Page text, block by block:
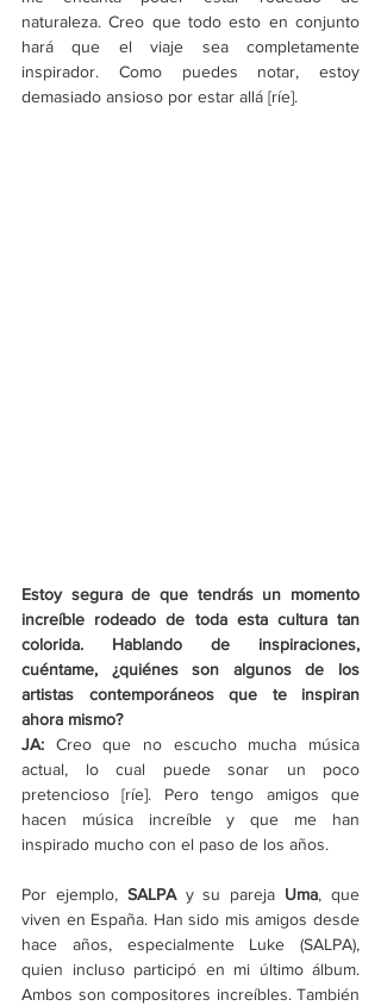
naturaleza. Creo que todo esto en conjunto
hará que el viaje sea completamente
inspirador. Como puedes notar, estoy
demasiado ansioso por estar allá [ríe].
Estoy segura de que tendrás un momento
increíble rodeado de toda esta cultura tan
colorida. Hablando de inspiraciones,
cuéntame, ¿quiénes son algunos de los
artistas contemporáneos que te inspiran
ahora mismo?
JA: Creo que no escucho mucha música
actual, lo cual puede sonar un poco
pretencioso [ríe]. Pero tengo amigos que
hacen música increíble y que me han
inspirado mucho con el paso de los años.
Por ejemplo, SALPA y su pareja Uma, que
viven en España. Han sido mis amigos desde
hace años, especialmente Luke (SALPA),
quien incluso participó en mi último álbum.
Ambos son compositores increíbles. También